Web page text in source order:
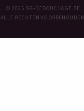
© 2025 SG-DEBOUCHAGE.BE
ALLE RECHTEN VOORBEHOUDEN